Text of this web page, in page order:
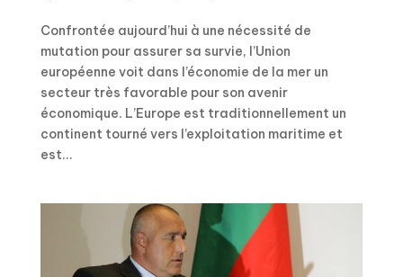
Confrontée aujourd’hui à une nécessité de
mutation pour assurer sa survie, l’Union
européenne voit dans l’économie de la mer un
secteur très favorable pour son avenir
économique. L’Europe est traditionnellement un
continent tourné vers l’exploitation maritime et
est...